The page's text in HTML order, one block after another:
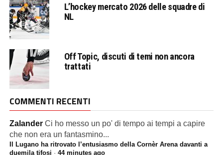
L’hockey mercato 2026 delle squadre di
NL
Off Topic, discuti di temi non ancora
trattati
COMMENTI RECENTI
Zalander Ci ho messo un po' di tempo ai tempi a capire
che non era un fantasmino...
Il Lugano ha ritrovato l’entusiasmo della Cornèr Arena davanti a
duemila tifosi · 44 minutes ago